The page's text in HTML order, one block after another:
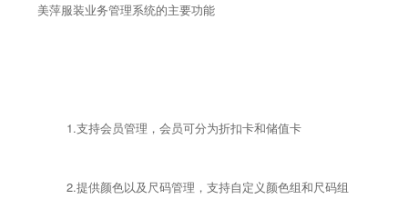
美萍服装业务管理系统的主要功能
1.支持会员管理，会员可分为折扣卡和储值卡
2.提供颜色以及尺码管理，支持自定义颜色组和尺码组